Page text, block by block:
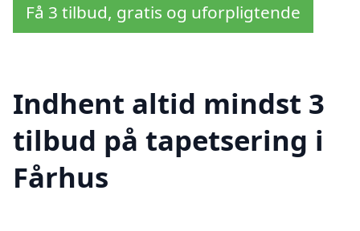
Få 3 tilbud, gratis og uforpligtende
Indhent altid mindst 3
tilbud på tapetsering i
Fårhus